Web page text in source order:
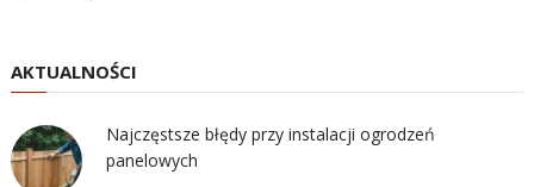
AKTUALNOŚCI
Najczęstsze błędy przy instalacji ogrodzeń
panelowych